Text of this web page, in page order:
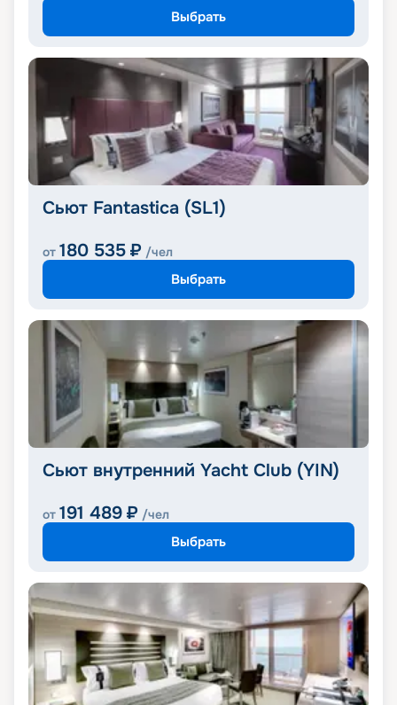
Выбрать
Сьют Fantastica (SL1)
от 180 535 ₽ /чел
Выбрать
Сьют внутренний Yacht Club (YIN)
от 191 489 ₽ /чел
Выбрать